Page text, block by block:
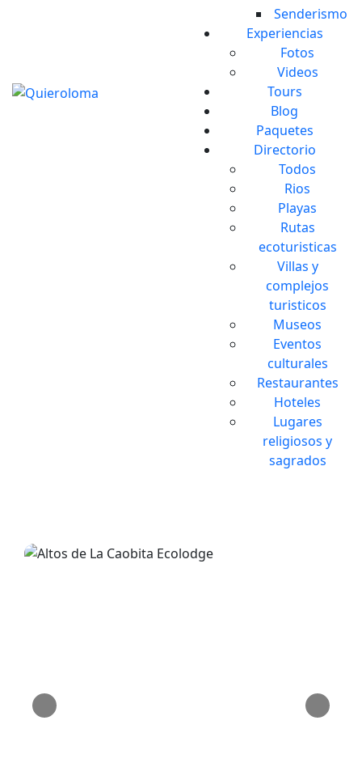
Senderismo
Experiencias
Fotos
Videos
Tours
Blog
Paquetes
Directorio
Todos
Rios
Playas
Rutas
ecoturisticas
Villas y
complejos
turisticos
Museos
Eventos
culturales
Restaurantes
Hoteles
Lugares
religiosos y
sagrados